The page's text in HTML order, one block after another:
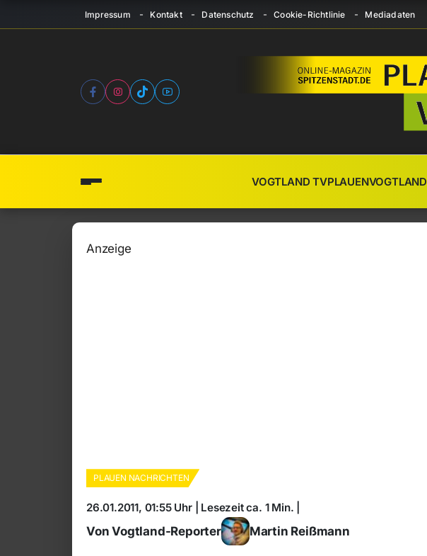
Impressum Kontakt Datenschutz Cookie-Richtlinie Mediadaten
VOGTLAND TVPLAUENVOGTLAND
Anzeige
PLAUEN NACHRICHTEN
26.01.2011, 01:55 Uhr | Lesezeit ca. 1 Min. |
Von Vogtland-Reporter Martin Reißmann